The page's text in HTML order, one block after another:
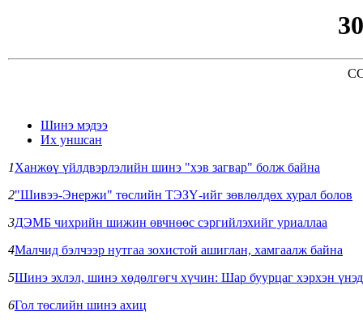
Шинэ мэдээ
Их уншсан
1Ханжөү үйлдвэрлэлийн шинэ "хэв загвар" болж байна
2"Шивээ-Энержи" төслийн ТЭЗҮ-ийг зөвлөлдөх хурал болов
3ДЭМБ чихрийн шижин өвчнөөс сэргийлэхийг уриаллаа
4Малчид бэлчээр нутгаа зохистой ашиглан, хамгаалж байна
5Шинэ эхлэл, шинэ хөдөлгөгч хүчин: Шар буурцаг хэрхэн
6Гол төслийн шинэ ахиц